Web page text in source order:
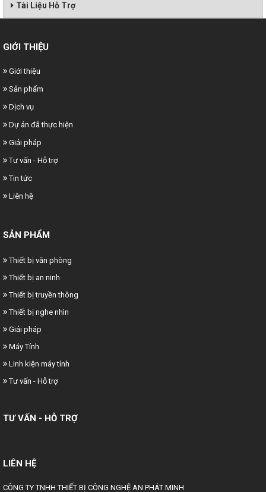
Tài Liệu Hỗ Trợ
GIỚI THIỆU
Giới thiệu
Sản phẩm
Dịch vụ
Dự án đã thực hiện
Giải pháp
Tư vấn - Hỗ trợ
Tin tức
Liên hệ
SẢN PHẨM
Thiết bị văn phòng
Thiết bị an ninh
Thiết bị truyền thông
Thiết bị nghe nhìn
Giải pháp
Máy Tính
Linh kiện máy tính
Tư vấn - Hỗ trợ
TƯ VẤN - HỖ TRỢ
LIÊN HỆ
CÔNG TY TNHH THIẾT BỊ CÔNG NGHỆ AN PHÁT MINH